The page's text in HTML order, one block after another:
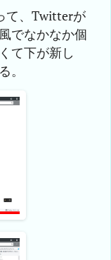
て、Twitterが
でなかなか個
て下が新し
。